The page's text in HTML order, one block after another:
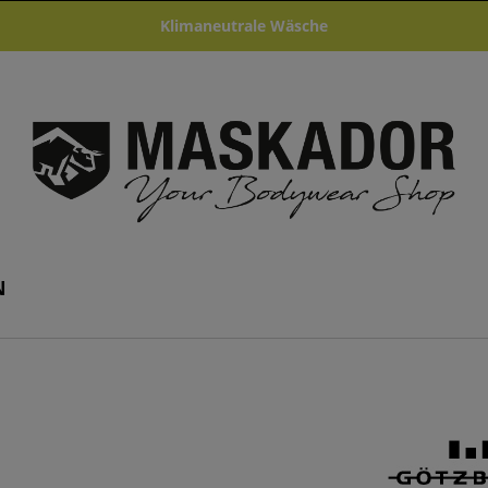
Klimaneutrale Wäsche